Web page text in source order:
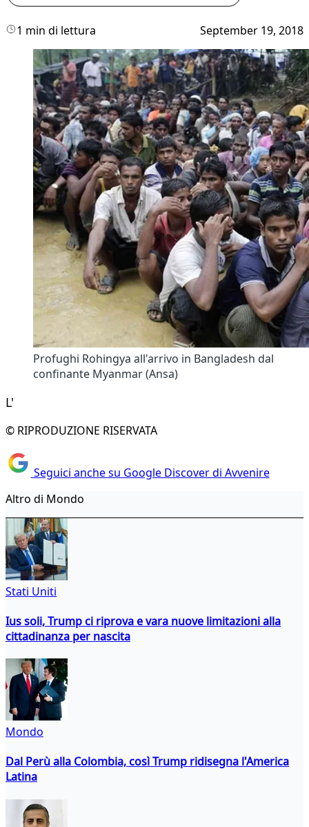
1 min di lettura September 19, 2018
Profughi Rohingya all'arrivo in Bangladesh dal
confinante Myanmar (Ansa)
L'
© RIPRODUZIONE RISERVATA
Seguici anche su Google Discover di Avvenire
Altro di Mondo
Stati Uniti
Ius soli, Trump ci riprova e vara nuove limitazioni alla
cittadinanza per nascita
Mondo
Dal Perù alla Colombia, così Trump ridisegna l'America
Latina